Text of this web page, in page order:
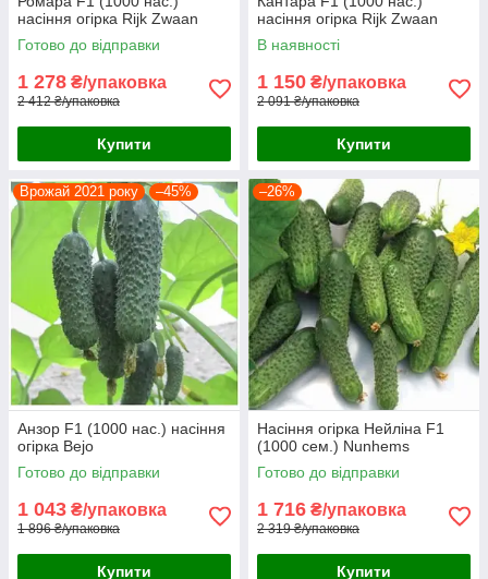
насіння огірка Rijk Zwaan
Готово до відправки
1 278 ₴/упаковка
2 412 ₴/упаковка
Купити
насіння огірка Rijk Zwaan
В наявності
1 150 ₴/упаковка
2 091 ₴/упаковка
Купити
Врожай 2021 року –45%
Анзор F1 (1000 нас.) насіння
огірка Bejo
Готово до відправки
1 043 ₴/упаковка
1 896 ₴/упаковка
Купити
–26%
Насіння огірка Нейліна F1
(1000 сем.) Nunhems
Готово до відправки
1 716 ₴/упаковка
2 319 ₴/упаковка
Купити